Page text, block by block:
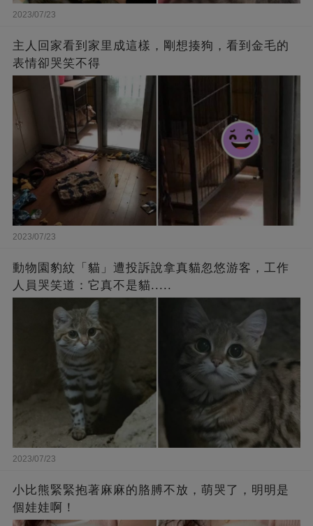
2023/07/23
主人回家看到家里成這樣，剛想揍狗，看到金毛的
表情卻哭笑不得
2023/07/23
動物園豹紋「貓」遭投訴說拿真貓忽悠游客，工作
人員哭笑道：它真不是貓.....
2023/07/23
小比熊緊緊抱著麻麻的胳膊不放，萌哭了，明明是
個娃娃啊！